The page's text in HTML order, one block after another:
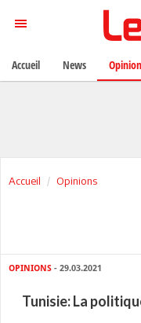
Accueil Opinions
OPINIONS - 29.03.2021
Tunisie: La
Accueil News Opinion